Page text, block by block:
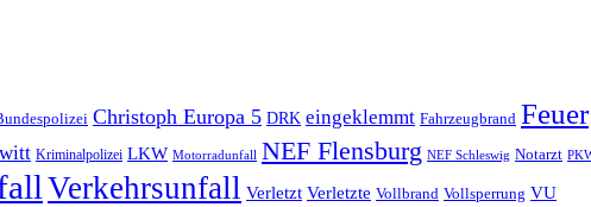
Christoph Europa 5 DRK eingeklemmt Fahrzeugbrand Feuer
Kriminalpolizei LKW Motorradunfall NEF Flensburg NEF Schleswig Notarzt
Verkehrsunfall Verletzt Verletzte Vollbrand Vollsperrung VU